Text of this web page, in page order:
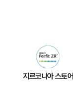
지르코니아 스토어